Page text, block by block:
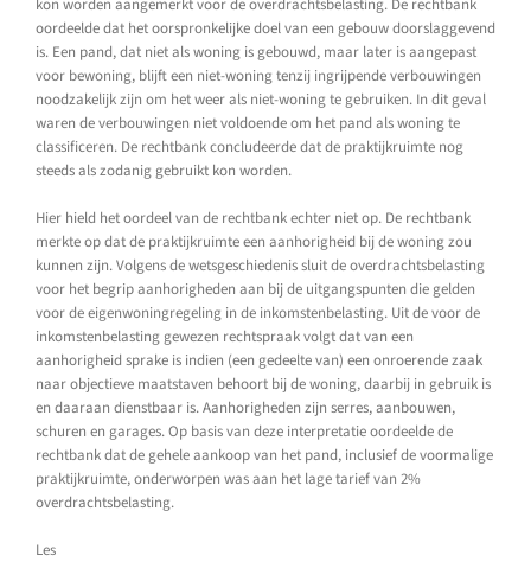
kon worden aangemerkt voor de overdrachtsbelasting. De rechtbank
oordeelde dat het oorspronkelijke doel van een gebouw doorslaggevend
is. Een pand, dat niet als woning is gebouwd, maar later is aangepast
voor bewoning, blijft een niet-woning tenzij ingrijpende verbouwingen
noodzakelijk zijn om het weer als niet-woning te gebruiken. In dit geval
waren de verbouwingen niet voldoende om het pand als woning te
classificeren. De rechtbank concludeerde dat de praktijkruimte nog
steeds als zodanig gebruikt kon worden.
Hier hield het oordeel van de rechtbank echter niet op. De rechtbank
merkte op dat de praktijkruimte een aanhorigheid bij de woning zou
kunnen zijn. Volgens de wetsgeschiedenis sluit de overdrachtsbelasting
voor het begrip aanhorigheden aan bij de uitgangspunten die gelden
voor de eigenwoningregeling in de inkomstenbelasting. Uit de voor de
inkomstenbelasting gewezen rechtspraak volgt dat van een
aanhorigheid sprake is indien (een gedeelte van) een onroerende zaak
naar objectieve maatstaven behoort bij de woning, daarbij in gebruik is
en daaraan dienstbaar is. Aanhorigheden zijn serres, aanbouwen,
schuren en garages. Op basis van deze interpretatie oordeelde de
rechtbank dat de gehele aankoop van het pand, inclusief de voormalige
praktijkruimte, onderworpen was aan het lage tarief van 2%
overdrachtsbelasting.
Les